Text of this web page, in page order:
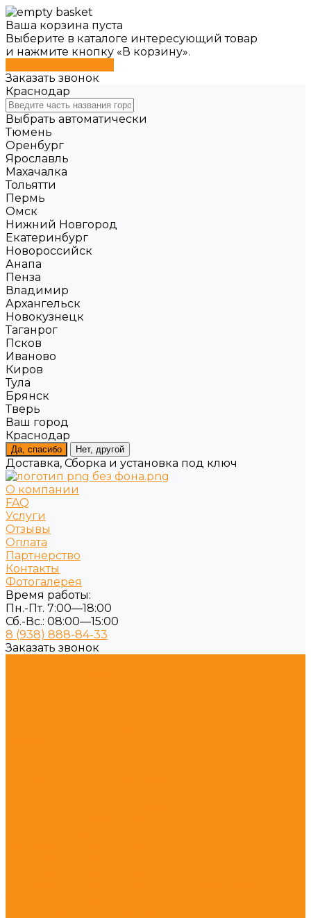
Ваша корзина пуста
Выберите в каталоге интересующий товар
и нажмите кнопку «В корзину».
Заказать звонок
Краснодар
Выбрать автоматически
Тюмень
Оренбург
Ярославль
Махачалка
Тольятти
Пермь
Омск
Нижний Новгород
Екатеринбург
Новороссийск
Анапа
Пенза
Владимир
Архангельск
Новокузнецк
Таганрог
Псков
Иваново
Киров
Тула
Брянск
Тверь
Ваш город
Краснодар
Да, спасибо Нет, другой
Доставка, Сборка и установка под ключ
О компании
FAQ
Услуги
Отзывы
Оплата
Партнерство
Контакты
Фотогалерея
Время работы:
Пн.-Пт. 7:00—18:00
Сб.-Вс.: 08:00—15:00
8 (938) 888-84-33
Заказать звонок